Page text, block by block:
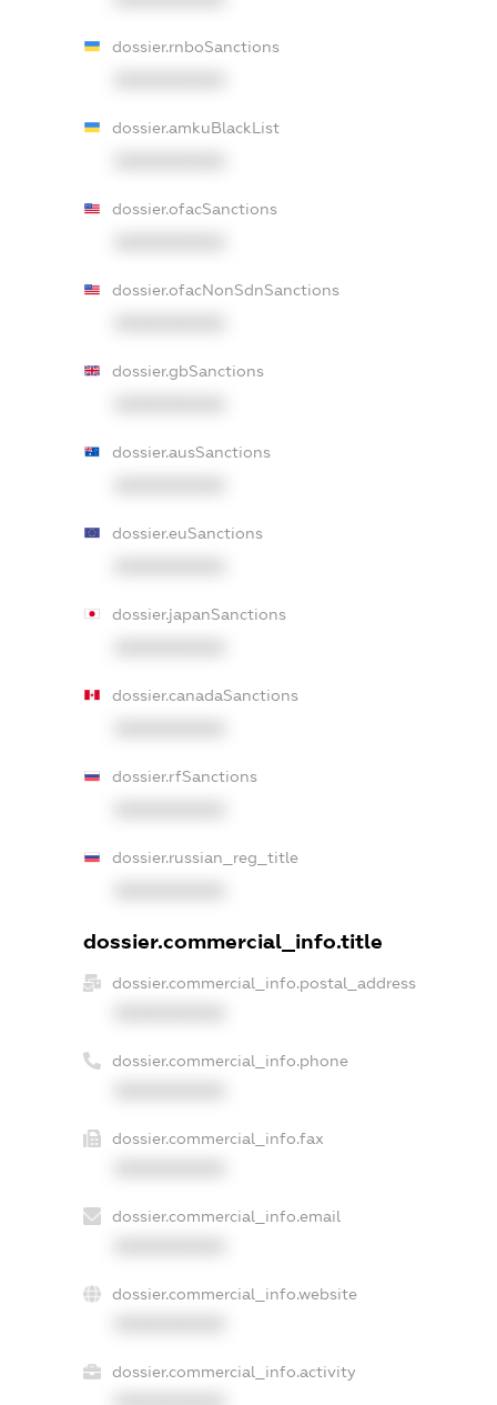
dossier.rnboSanctions
dossier.amkuBlackList
dossier.ofacSanctions
dossier.ofacNonSdnSanctions
dossier.gbSanctions
dossier.ausSanctions
dossier.euSanctions
dossier.japanSanctions
dossier.canadaSanctions
dossier.rfSanctions
dossier.russian_reg_title
dossier.commercial_info.title
dossier.commercial_info.postal_address
dossier.commercial_info.phone
dossier.commercial_info.fax
dossier.commercial_info.email
dossier.commercial_info.website
dossier.commercial_info.activity